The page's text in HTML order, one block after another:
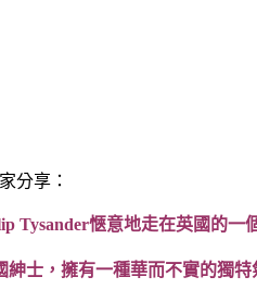
分享：
Tysander愜意地走在英國的
紳士，擁有一種華而不實的獨